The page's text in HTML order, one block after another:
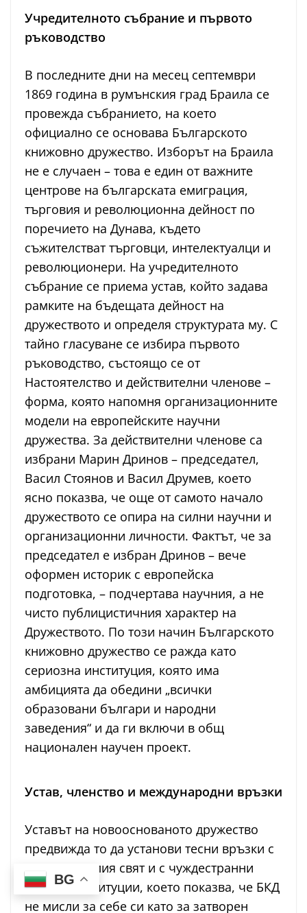
Учредителното събрание и първото
ръководство
В последните дни на месец септември
1869 година в румънския град Браила се
провежда събранието, на което
официално се основава Българското
книжовно дружество. Изборът на Браила
не е случаен – това е един от важните
центрове на българската емиграция,
търговия и революционна дейност по
поречието на Дунава, където
съжителстват търговци, интелектуалци и
революционери. На учредителното
събрание се приема устав, който задава
рамките на бъдещата дейност на
дружеството и определя структурата му. С
тайно гласуване се избира първото
ръководство, състоящо се от
Настоятелство и действителни членове –
форма, която напомня организационните
модели на европейските научни
дружества. За действителни членове са
избрани Марин Дринов – председател,
Васил Стоянов и Васил Друмев, което
ясно показва, че още от самото начало
дружеството се опира на силни научни и
организационни личности. Фактът, че за
председател е избран Дринов – вече
оформен историк с европейска
подготовка, – подчертава научния, а не
чисто публицистичния характер на
Дружеството. По този начин Българското
книжовно дружество се ражда като
сериозна институция, която има
амбицията да обедини „всички
образовани българи и народни
заведения“ и да ги включи в общ
национален научен проект.
Устав, членство и международни връзки
Уставът на новооснованото дружество
предвижда то да установи тесни връзки с
учени от целия свят и с чуждестранни
научни институции, което показва, че БКД
не мисли за себе си като за затворен
BG